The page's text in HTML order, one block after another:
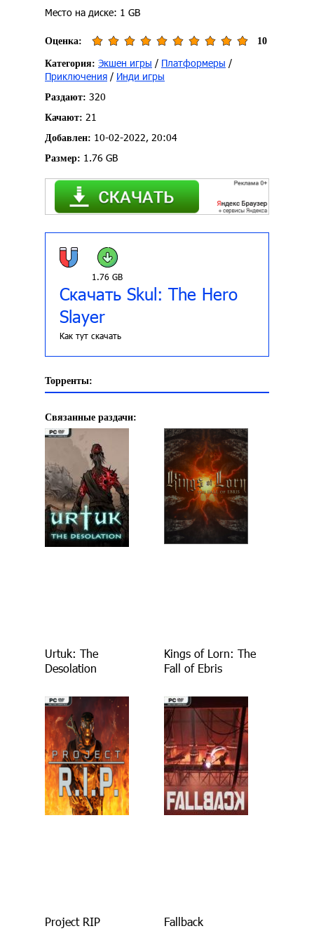
Место на диске: 1 GB
Оценка: 10
Категория: Экшен игры / Платформеры /
Приключения / Инди игры
Раздают: 320
Качают: 21
Добавлен: 10-02-2022, 20:04
Размер: 1.76 GB
1.76 GB
Скачать Skul: The Hero
Slayer
Как тут скачать
Торренты:
Связанные раздачи:
Urtuk: The
Desolation
Kings of Lorn: The
Fall of Ebris
Project RIP Fallback